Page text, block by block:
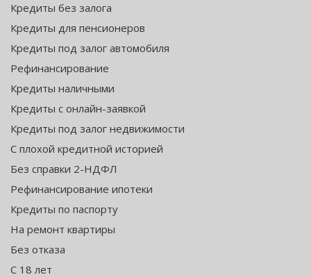
Кредиты без залога
Кредиты для пенсионеров
Кредиты под залог автомобиля
Рефинансирование
Кредиты наличными
Кредиты с онлайн-заявкой
Кредиты под залог недвижимости
С плохой кредитной историей
Без справки 2-НДФЛ
Рефинансирование ипотеки
Кредиты по паспорту
На ремонт квартиры
Без отказа
С 18 лет